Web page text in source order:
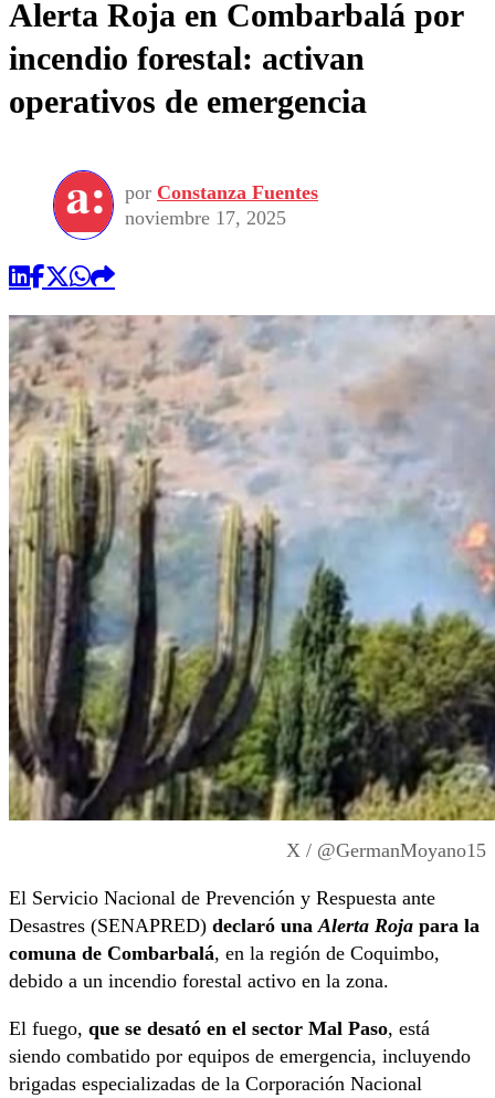
Alerta Roja en Combarbalá por
incendio forestal: activan
operativos de emergencia
por Constanza Fuentes
noviembre 17, 2025
X / @GermanMoyano15
El Servicio Nacional de Prevención y Respuesta ante
Desastres (SENAPRED) declaró unaAlerta Roja para la
comuna de Combarbalá, en la región de Coquimbo,
debido a un incendio forestal activo en la zona.
El fuego, que se desató en el sector Mal Paso, está
siendo combatido por equipos de emergencia, incluyendo
brigadas especializadas de la Corporación Nacional